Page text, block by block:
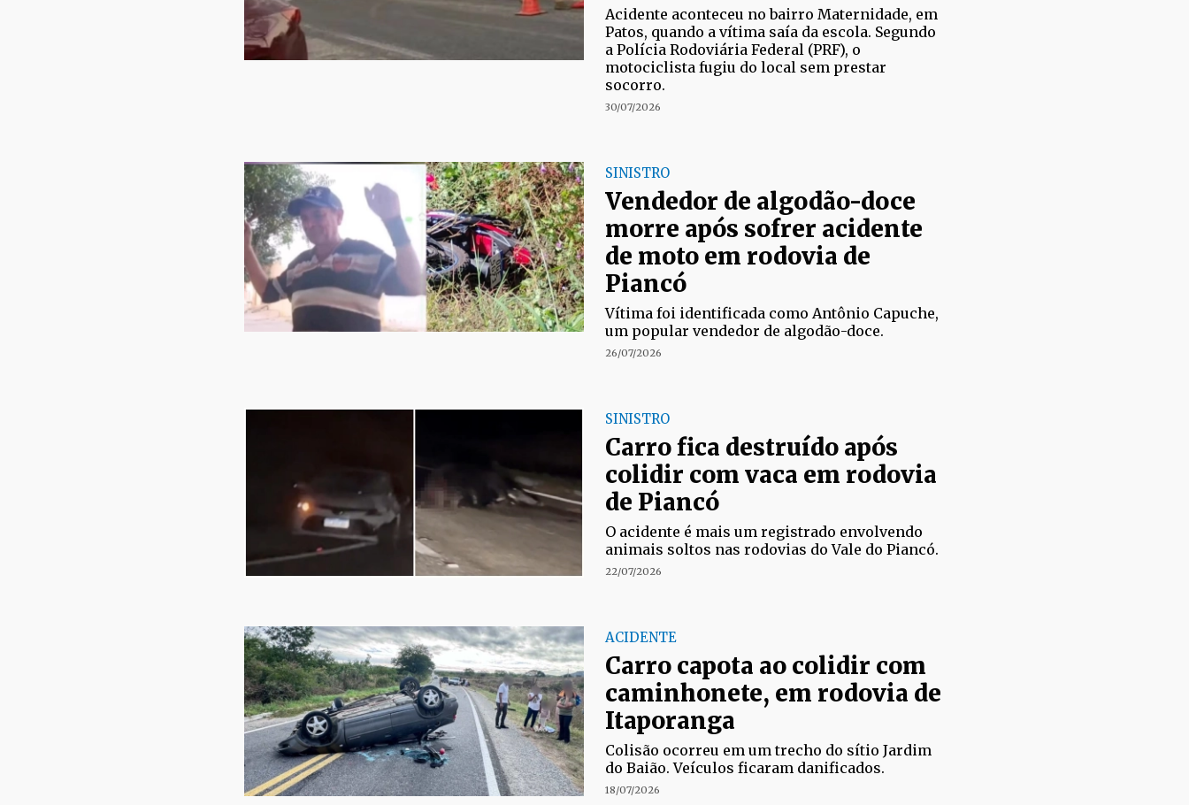
Acidente aconteceu no bairro Maternidade, em
Patos, quando a vítima saía da escola. Segundo
a Polícia Rodoviária Federal (PRF), o
motociclista fugiu do local sem prestar
socorro.
30/07/2026
SINISTRO
Vendedor de algodão-doce
morre após sofrer acidente
de moto em rodovia de
Piancó
Vítima foi identificada como Antônio Capuche,
um popular vendedor de algodão-doce.
26/07/2026
SINISTRO
Carro fica destruído após
colidir com vaca em rodovia
de Piancó
O acidente é mais um registrado envolvendo
animais soltos nas rodovias do Vale do Piancó.
22/07/2026
ACIDENTE
Carro capota ao colidir com
caminhonete, em rodovia de
Itaporanga
Colisão ocorreu em um trecho do sítio Jardim
do Baião. Veículos ficaram danificados.
18/07/2026